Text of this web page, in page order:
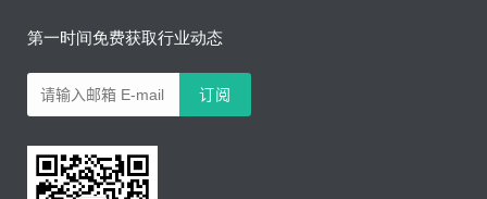
第一时间免费获取行业动态